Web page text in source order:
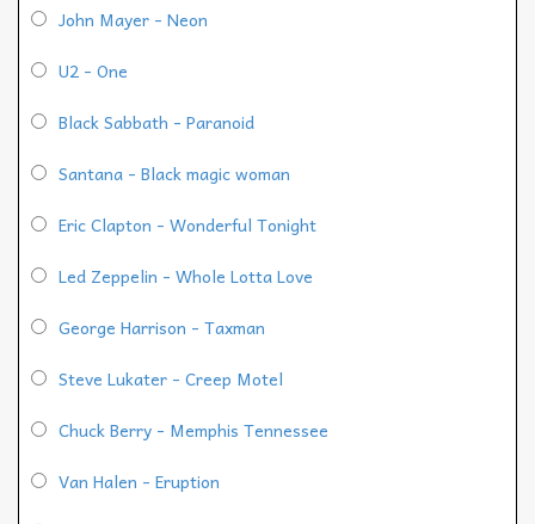
John Mayer - Neon
U2 - One
Black Sabbath - Paranoid
Santana - Black magic woman
Eric Clapton - Wonderful Tonight
Led Zeppelin - Whole Lotta Love
George Harrison - Taxman
Steve Lukater - Creep Motel
Chuck Berry - Memphis Tennessee
Van Halen - Eruption